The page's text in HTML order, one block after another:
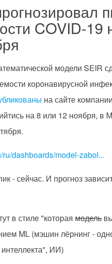
COVID-19
моделиSEIR
коронавирусной
на сайте
на 8 или 12 ноября, в
dashboards/model-zabol...
- сейчас. И прогноз
в стиле "котораямодель
ML (мэшин лёрнинг -
ИИ)